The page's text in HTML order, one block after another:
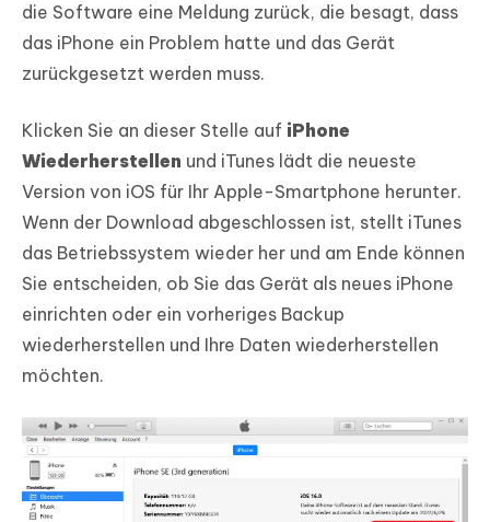
die Software eine Meldung zurück, die besagt, dass
das iPhone ein Problem hatte und das Gerät
zurückgesetzt werden muss.
Klicken Sie an dieser Stelle auf iPhone
Wiederherstellen und iTunes lädt die neueste
Version von iOS für Ihr Apple-Smartphone herunter.
Wenn der Download abgeschlossen ist, stellt iTunes
das Betriebssystem wieder her und am Ende können
Sie entscheiden, ob Sie das Gerät als neues iPhone
einrichten oder ein vorheriges Backup
wiederherstellen und Ihre Daten wiederherstellen
möchten.